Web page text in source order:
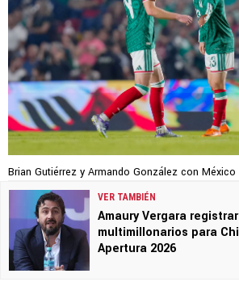
Brian Gutiérrez y Armando González con México
VER TAMBIÉN
Amaury Vergara
multimillonarios para
Apertura 2026